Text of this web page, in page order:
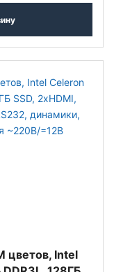
цветов, Intel